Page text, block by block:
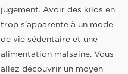
jugement. Avoir des kilos en
trop s’apparente à un mode
de vie sédentaire et une
alimentation malsaine. Vous
allez découvrir un moyen